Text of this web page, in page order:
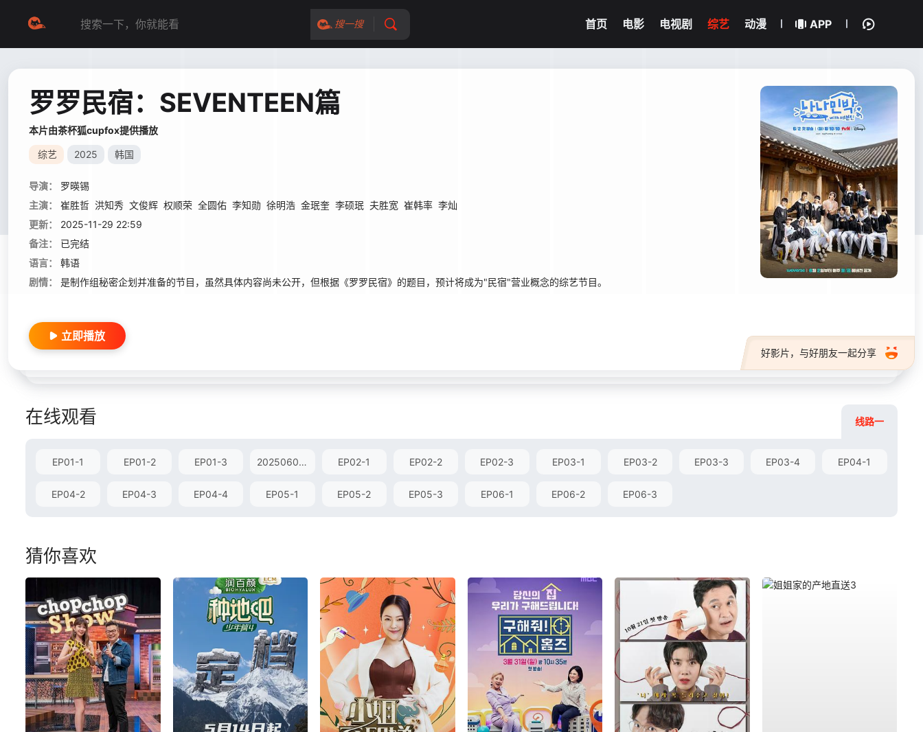
搜一搜 首页 电影 电视剧 综艺 动漫 APP
罗罗民宿：SEVENTEEN篇
本片由茶杯狐cupfox提供播放
综艺 2025 韩国
导演：
罗暎锡
主演：
崔胜哲 洪知秀 文俊辉 权顺荣 全圆佑 李知勋 徐明浩 金珉奎 李硕珉 夫胜宽 崔韩率 李灿
更新：
2025-11-29 22:59
备注：
已完结
语言：
韩语
剧情：
是制作组秘密企划并准备的节目，虽然具体内容尚未公开，但根据《罗罗民宿》的题目，预计将成为"民宿"营业概念的综艺节目。
好影片，与好朋友一起分享
立即播放
在线观看 线路一
EP01-1 EP01-2 EP01-3 20250606试映会Reaction EP02-1 EP02-2 EP02-3 EP03-1 EP03-2 EP03-3 EP03-4 EP04-1
EP04-2 EP04-3 EP04-4 EP05-1 EP05-2 EP05-3 EP06-1 EP06-2 EP06-3
猜你喜欢